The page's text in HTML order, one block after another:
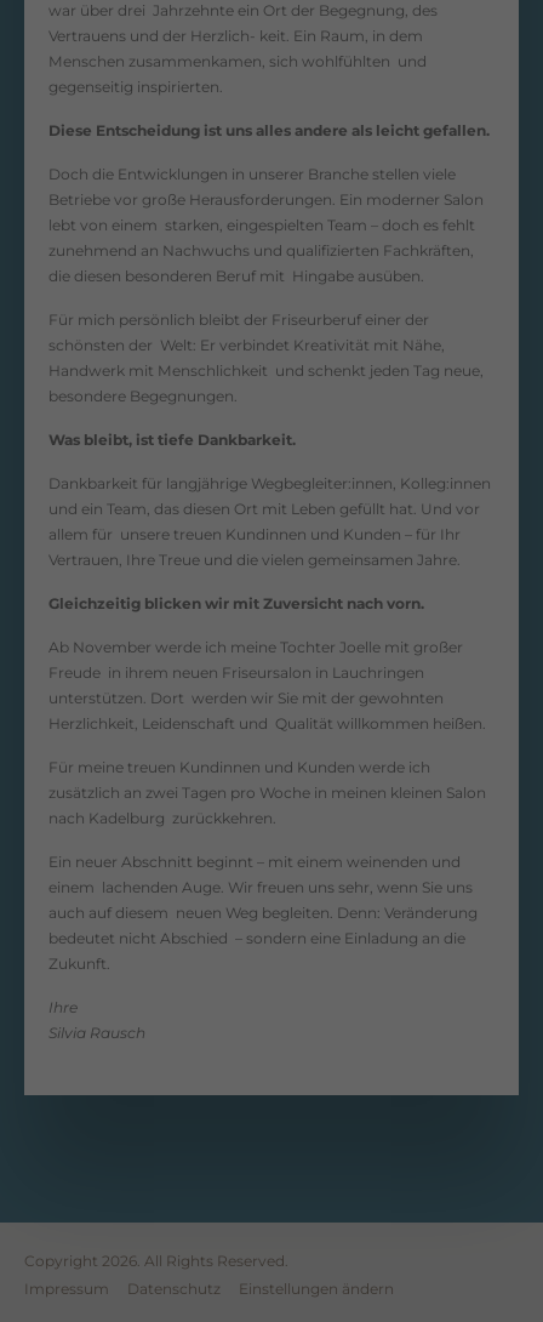
war über drei Jahrzehnte ein Ort der Begegnung, des
Vertrauens und der Herzlich- keit. Ein Raum, in dem
Menschen zusammenkamen, sich wohlfühlten und
gegenseitig inspirierten.
Diese Entscheidung ist uns alles andere als leicht gefallen.
Doch die Entwicklungen in unserer Branche stellen viele
Betriebe vor große Herausforderungen. Ein moderner Salon
lebt von einem starken, eingespielten Team – doch es fehlt
zunehmend an Nachwuchs und qualifizierten Fachkräften,
die diesen besonderen Beruf mit Hingabe ausüben.
Für mich persönlich bleibt der Friseurberuf einer der
schönsten der Welt: Er verbindet Kreativität mit Nähe,
Handwerk mit Menschlichkeit und schenkt jeden Tag neue,
besondere Begegnungen.
Was bleibt, ist tiefe Dankbarkeit.
Dankbarkeit für langjährige Wegbegleiter:innen, Kolleg:innen
und ein Team, das diesen Ort mit Leben gefüllt hat. Und vor
allem für unsere treuen Kundinnen und Kunden – für Ihr
Vertrauen, Ihre Treue und die vielen gemeinsamen Jahre.
Gleichzeitig blicken wir mit Zuversicht nach vorn.
Ab November werde ich meine Tochter Joelle mit großer
Freude in ihrem neuen Friseursalon in Lauchringen
unterstützen. Dort werden wir Sie mit der gewohnten
Herzlichkeit, Leidenschaft und Qualität willkommen heißen.
Für meine treuen Kundinnen und Kunden werde ich
zusätzlich an zwei Tagen pro Woche in meinen kleinen Salon
nach Kadelburg zurückkehren.
Ein neuer Abschnitt beginnt – mit einem weinenden und
einem lachenden Auge. Wir freuen uns sehr, wenn Sie uns
auch auf diesem neuen Weg begleiten. Denn: Veränderung
bedeutet nicht Abschied – sondern eine Einladung an die
Zukunft.
Ihre
Silvia Rausch
Copyright 2026. All Rights Reserved.
Impressum
Datenschutz Einstellungen ändern